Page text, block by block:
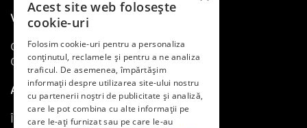
Vreau o Dacia
Cere o ofertă
Comunică cu noi
Am o Dacia
Întreținere și reparații
Acest site web folosește
cookie-uri
Folosim cookie-uri pentru a personaliza
conținutul, reclamele și pentru a ne analiza
traficul. De asemenea, împărtășim
informații despre utilizarea site-ului nostru
cu partenerii noștri de publicitate și analiză,
care le pot combina cu alte informații pe
care le-ați furnizat sau pe care le-au